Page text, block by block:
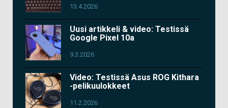
13.4.2026
Uusi artikkeli & video: Testissä
Google Pixel 10a
9.3.2026
Video: Testissä Asus ROG Kithara
-pelikuulokkeet
11.2.2026